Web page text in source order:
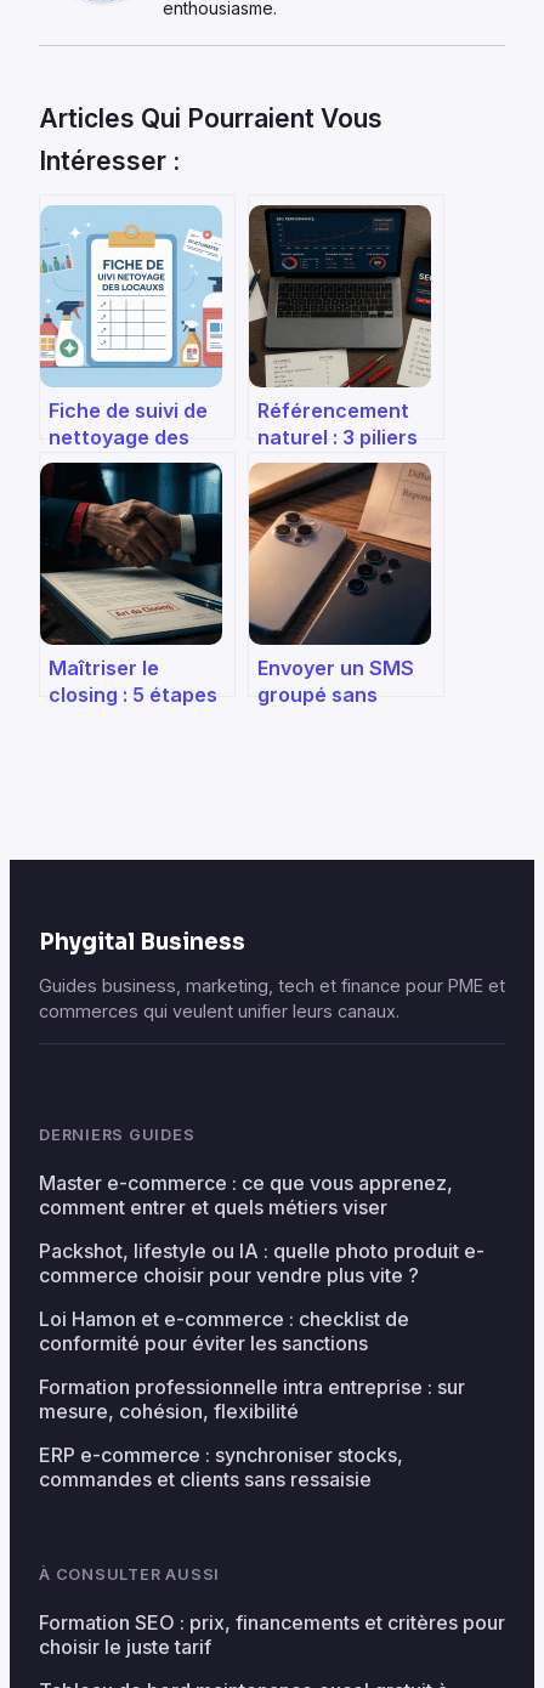
enthousiasme.
Articles Qui Pourraient Vous
Intéresser :
Fiche de suivi de
nettoyage des
locaux : modèle,
méthode et
bonnes pratiques
Référencement
naturel : 3 piliers
techniques pour
dominer les
résultats Google
Maîtriser le
closing : 5 étapes
Envoyer un SMS
groupé sans
Phygital Business
Guides business, marketing, tech et finance pour PME et
commerces qui veulent unifier leurs canaux.
DERNIERS GUIDES
Master e-commerce : ce que vous apprenez,
comment entrer et quels métiers viser
Packshot, lifestyle ou IA : quelle photo produit e-
commerce choisir pour vendre plus vite ?
Loi Hamon et e-commerce : checklist de
conformité pour éviter les sanctions
Formation professionnelle intra entreprise : sur
mesure, cohésion, flexibilité
ERP e-commerce : synchroniser stocks,
commandes et clients sans ressaisie
À CONSULTER AUSSI
Formation SEO : prix, financements et critères pour
choisir le juste tarif